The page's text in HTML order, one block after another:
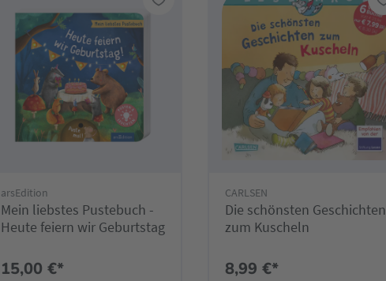
arsEdition
Mein liebstes Pustebuch -
Heute feiern wir Geburtstag
15,00 €*
CARLSEN
Die schönsten Geschichten
zum Kuscheln
8,99 €*